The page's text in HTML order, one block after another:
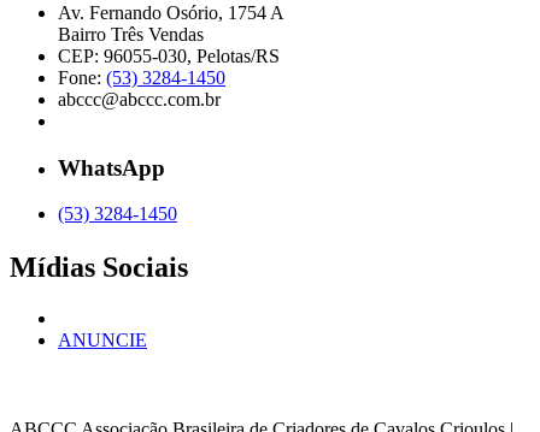
Av. Fernando Osório, 1754 A
Bairro Três Vendas
CEP: 96055-030, Pelotas/RS
Fone: (53) 3284-1450
abccc@abccc.com.br
WhatsApp
(53) 3284-1450
Mídias Sociais
ANUNCIE